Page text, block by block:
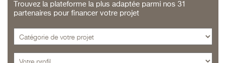
Trouvez la plateforme la plus adaptée parmi nos 31
partenaires pour financer votre projet